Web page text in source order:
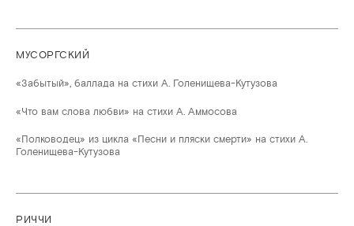
МУСОРГСКИЙ
«Забытый», баллада на стихи А. Голенищева-Кутузова
«Что вам слова любви» на стихи А. Аммосова
«Полководец» из цикла «Песни и пляски смерти» на стихи А.
Голенищева-Кутузова
РИЧЧИ